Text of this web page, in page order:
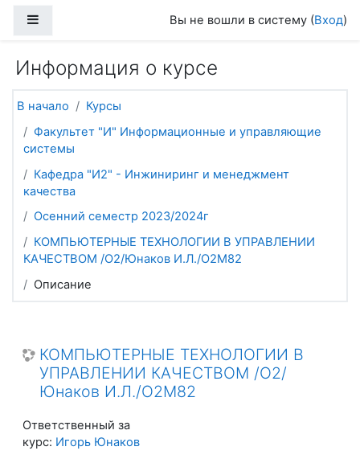
Вы не вошли в систему (Вход)
Информация о курсе
В начало
Курсы
Факультет "И" Информационные и управляющие
системы
Кафедра "И2" - Инжиниринг и менеджмент
качества
Осенний семестр 2023/2024г
КОМПЬЮТЕРНЫЕ ТЕХНОЛОГИИ В УПРАВЛЕНИИ
КАЧЕСТВОМ /О2/Юнаков И.Л./О2М82
Описание
КОМПЬЮТЕРНЫЕ ТЕХНОЛОГИИ В
УПРАВЛЕНИИ КАЧЕСТВОМ /О2/
Юнаков И.Л./О2М82
Ответственный за
курс: Игорь Юнаков